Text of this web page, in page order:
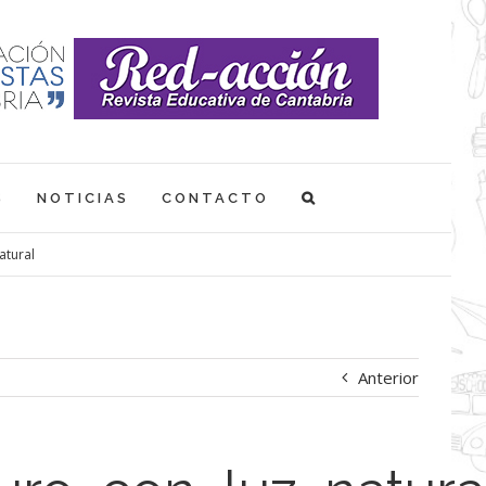
NOTICIAS CONTACTO
Anterior